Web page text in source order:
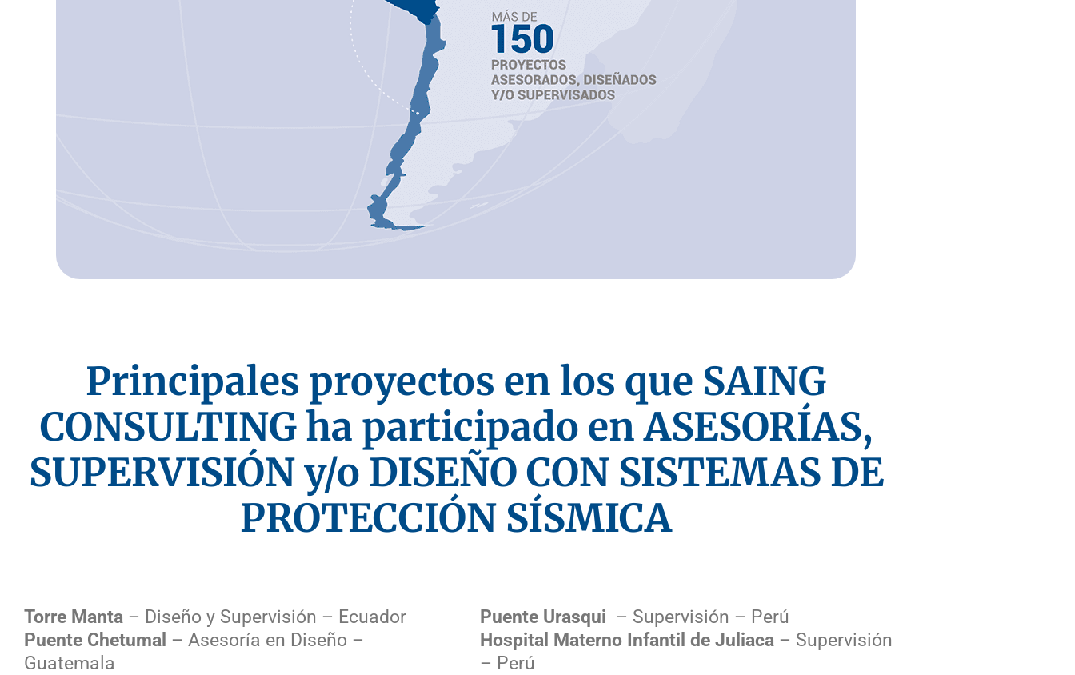
Principales proyectos en los que SAING
CONSULTING ha participado en ASESORÍAS,
SUPERVISIÓN y/o DISEÑO CON SISTEMAS DE
PROTECCIÓN SÍSMICA
Torre Manta – Diseño y Supervisión – Ecuador
Puente Chetumal – Asesoría en Diseño –
Guatemala
Puente Urasqui – Supervisión – Perú
Hospital Materno Infantil de Juliaca – Supervisión
– Perú